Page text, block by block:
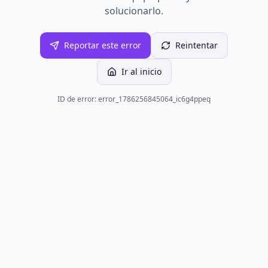
solucionarlo.
Reportar este error Reintentar
Ir al inicio
ID de error: error_1786256845064_ic6g4ppeq